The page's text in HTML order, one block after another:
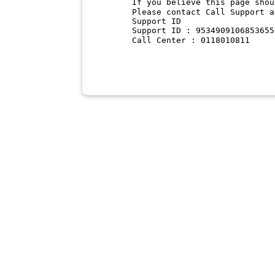
If you believe this page
Please contact Call Support
Support ID
Support ID :
Call Center : 0118010811